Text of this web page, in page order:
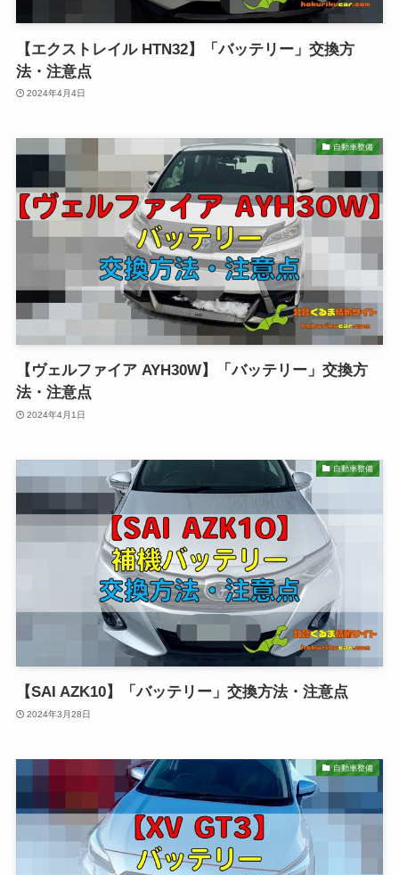
【エクストレイル HTN32】「バッテリー」交換方
法・注意点
2024年4月4日
自動車整備
【ヴェルファイア AYH30W】「バッテリー」交換方
法・注意点
2024年4月1日
自動車整備
【SAI AZK10】「バッテリー」交換方法・注意点
2024年3月28日
自動車整備